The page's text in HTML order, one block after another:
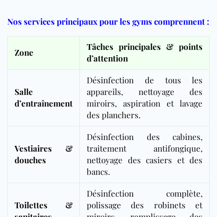
Nos services principaux pour les gyms comprennent :
Zone
Tâches principales & points
d’attention
Salle
d’entraînement
Désinfection de tous les
appareils, nettoyage des
miroirs, aspiration et lavage
des planchers.
Vestiaires &
douches
Désinfection des cabines,
traitement antifongique,
nettoyage des casiers et des
bancs.
Toilettes &
Désinfection complète,
polissage des robinets et